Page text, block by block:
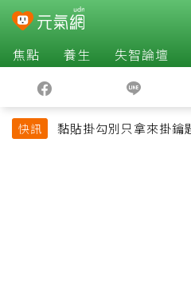
焦點 養生 失智論壇
快訊
黏貼掛勾別只拿來掛鑰